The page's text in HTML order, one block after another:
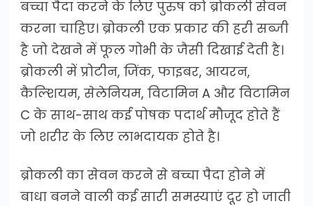
बच्चा पैदा करने के लिए पुरुष को ब्रोकली सेवन
करना चाहिए। ब्रोकली एक प्रकार की हरी सब्जी
है जो देखने में फूल गोभी के जैसी दिखाई देती है।
ब्रोकली में प्रोटीन, जिंक, फाइबर, आयरन,
कैल्शियम, सेलेनियम, विटामिन A और विटामिन
C के साथ-साथ कई पोषक पदार्थ मौजूद होते हैं
जो शरीर के लिए लाभदायक होते है।
ब्रोकली का सेवन करने से बच्चा पैदा होने में
बाधा बनने वाली कई सारी समस्याएं दूर हो जाती